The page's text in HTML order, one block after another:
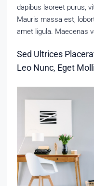
dapibus laoreet purus,
Mauris massa est,
amet ligula. Maecenas
Sed Ultrices
Leo Nunc, Eget